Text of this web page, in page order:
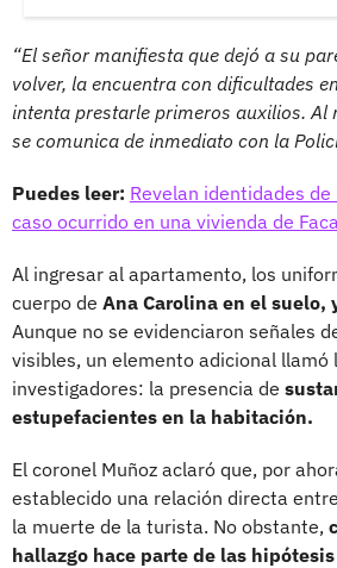
“El señor manifiesta que dejó a su
volver, la encuentra con dificultades
intenta prestarle primeros auxilios. Al
se comunica de inmediato con la
Puedes leer: Revelan identidades
caso ocurrido en una vivienda de
Al ingresar al apartamento, los
cuerpo de Ana Carolina en el suelo,
Aunque no se evidenciaron señales
visibles, un elemento adicional llamó
investigadores: la presencia de
estupefacientes en la habitación.
El coronel Muñoz aclaró que, por
establecido una relación directa
la muerte de la turista. No obstante,
hallazgo hace parte de las